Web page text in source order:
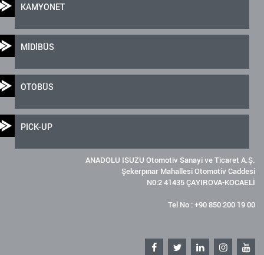
KAMYONET
MİDİBÜS
OTOBÜS
PICK-UP
ANADOLU ISUZU Otomotiv Sanayi ve Ticaret A.Ş.
Şekerpınar Mahallesi Otomotiv Caddesi
N0:2 41435 ÇAYIROVA-KOCAELİ
Tel No : +90 850 200 19 00